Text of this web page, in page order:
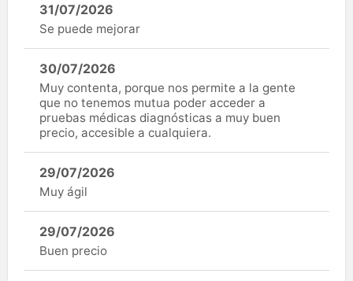
31/07/2026
Se puede mejorar
30/07/2026
Muy contenta, porque nos permite a la gente
que no tenemos mutua poder acceder a
pruebas médicas diagnósticas a muy buen
precio, accesible a cualquiera.
29/07/2026
Muy ágil
29/07/2026
Buen precio